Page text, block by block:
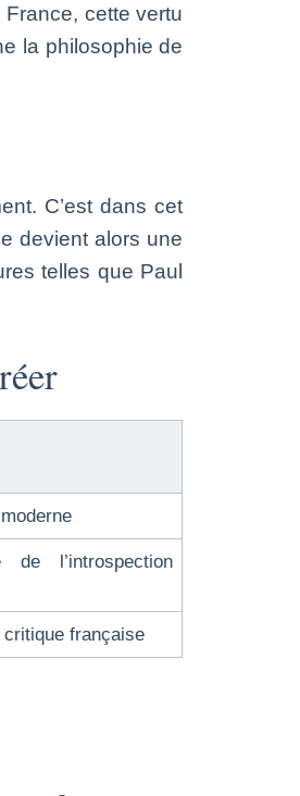
cette vertu
la philosophie de
C’est dans cet
devient alors une
telles que Paul
l’introspection
française